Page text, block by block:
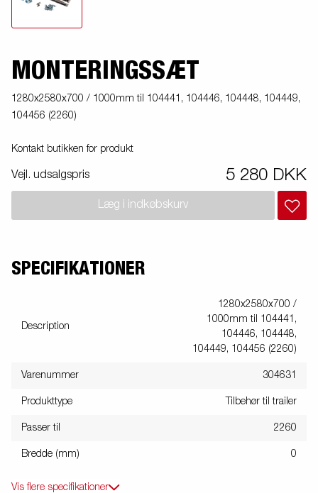
MONTERINGSSÆT
1280x2580x700 / 1000mm til 104441, 104446, 104448, 104449,
104456 (2260)
Kontakt butikken for produkt
Vejl. udsalgspris 5 280 DKK
Læg i indkøbskurv
SPECIFIKATIONER
Description
1280x2580x700 /
1000mm til 104441,
104446, 104448,
104449, 104456 (2260)
Varenummer 304631
Produkttype Tilbehør til trailer
Passer til 2260
Bredde (mm) 0
Vis flere specifikationer